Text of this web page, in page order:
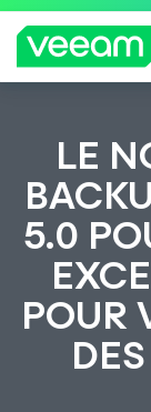
impactés
LIRE
LA
SUIT
LE
5.0
POUR